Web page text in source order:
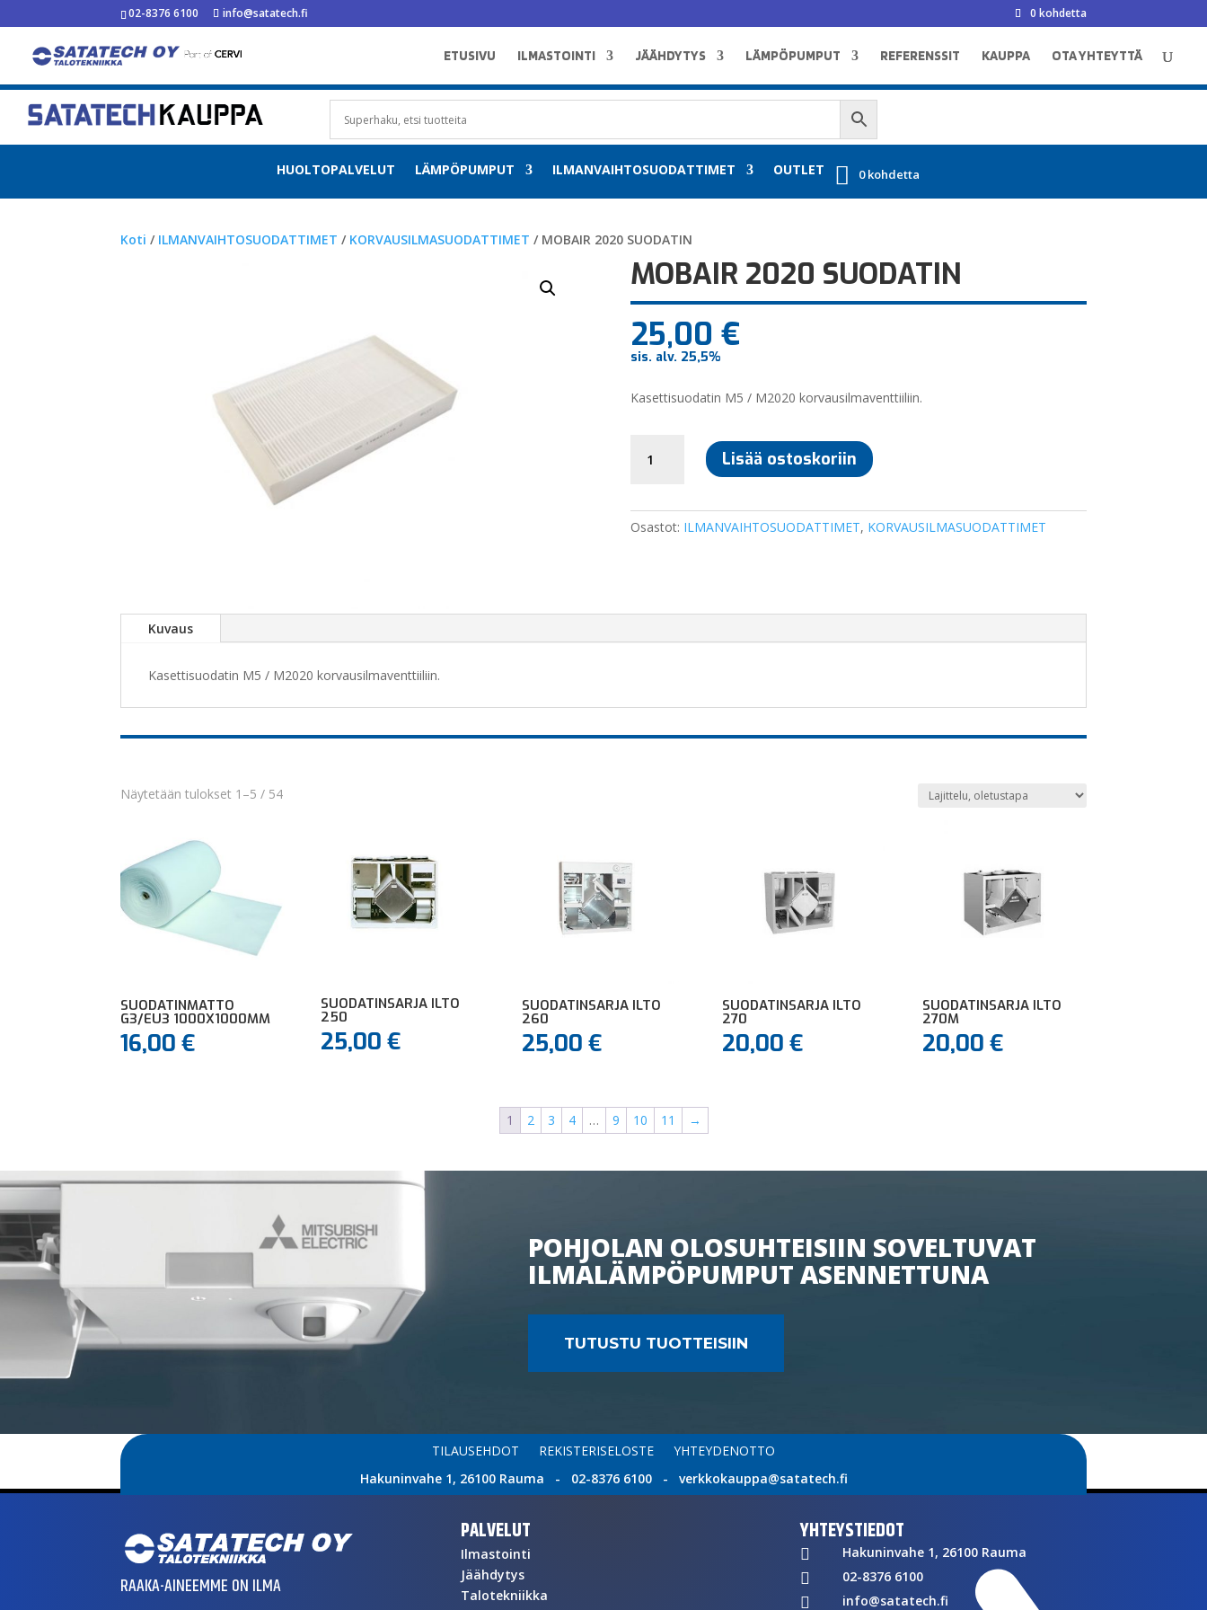
02-8376 6100 info@satatech.fi 0 kohdetta
ETUSIVU ILMASTOINTI JÄÄHDYTYS LÄMPÖPUMPUT REFERENSSIT KAUPPA OTA YHTEYTTÄ
HUOLTOPALVELUT LÄMPÖPUMPUT ILMANVAIHTOSUODATTIMET OUTLET 0 kohdetta
Koti / ILMANVAIHTOSUODATTIMET / KORVAUSILMASUODATTIMET / MOBAIR 2020 SUODATIN
MOBAIR 2020 SUODATIN
25,00 €
sis. alv. 25,5%
Kasettisuodatin M5 / M2020 korvausilmaventtiiliin.
2020
Lisää ostoskoriin
Osastot: ILMANVAIHTOSUODATTIMET, KORVAUSILMASUODATTIMET
Kuvaus
Kasettisuodatin M5 / M2020 korvausilmaventtiiliin.
Näytetään tulokset 1–5 / 54
SUODATINMATTO
G3/EU3 1000X1000MM
16,00€
SUODATINSARJA ILTO
250
25,00€
SUODATINSARJA ILTO
260
25,00 €
SUODATINSARJA ILTO
270
20,00 €
SUODATINSARJA ILTO
270M
20,00 €
1 2 3 4 … 9 10 11 →
POHJOLAN OLOSUHTEISIIN SOVELTUVAT
ILMALÄMPÖPUMPUT ASENNETTUNA
TUTUSTU TUOTTEISIIN
TILAUSEHDOT REKISTERISELOSTE
YHTEYDENOTTO
Hakuninvahe 1, 26100 Rauma - 02-8376 6100 - verkkokauppa@satatech.fi
RAAKA-AINEEMME ON ILMA
PALVELUT
Ilmastointi
Jäähdytys
Talotekniikka
YHTEYSTIEDOT
 Hakuninvahe 1, 26100 Rauma
 02-8376 6100
 info@satatech.fi